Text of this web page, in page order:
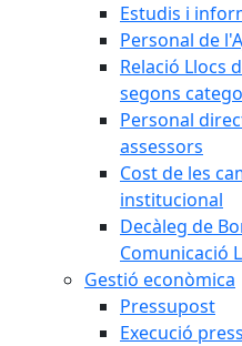
Estudis i
Personal de
Relació Llocs
segons
Personal
assessors
Cost de les
institucional
Decàleg de
Comunicació
Gestió econòmica
Pressupost
Execució